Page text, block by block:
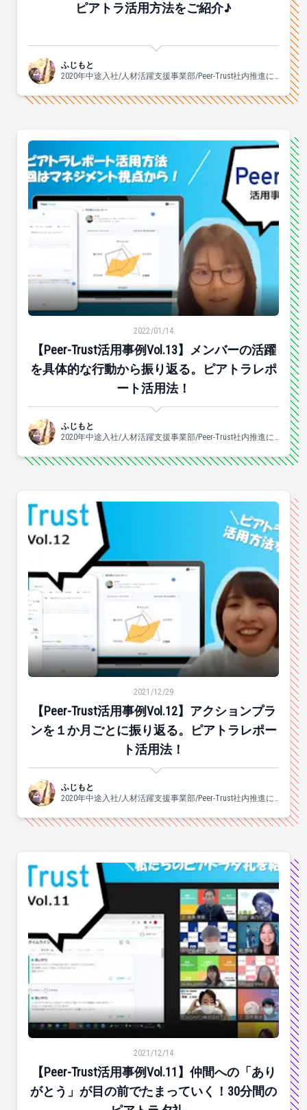
ピアトラ活用方法をご紹介♪
ふじもと
2020年中途入社/人材活躍支援事業部/Peer-Trust社内推進に
【Peer-Trust活用事例Vol.13】メンバーの活躍を具体的
2022/01/14
【Peer-Trust活用事例Vol.13】メンバーの活躍
を具体的な行動から振り返る。ピアトラレポ
ート活用法！
ふじもと
2020年中途入社/人材活躍支援事業部/Peer-Trust社内推進に
【Peer-Trust活用事例Vol.12】アクションプランを１か
2021/12/29
【Peer-Trust活用事例Vol.12】アクションプラ
ンを１か月ごとに振り返る。ピアトラレポー
ト活用法！
ふじもと
2020年中途入社/人材活躍支援事業部/Peer-Trust社内推進に
【Peer-Trust活用事例Vol.11】仲間への「ありがとう」
2021/12/14
【Peer-Trust活用事例Vol.11】仲間への「あり
がとう」が目の前でたまっていく！30分間の